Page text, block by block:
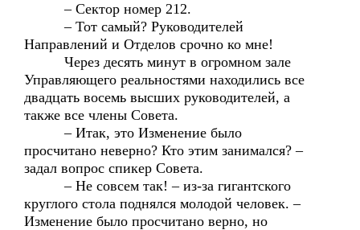
– Сектор номер 212.
– Тот самый? Руководителей
Направлений и Отделов срочно ко мне!
Через десять минут в огромном зале
Управляющего реальностями находились все
двадцать восемь высших руководителей, а
также все члены Совета.
– Итак, это Изменение было
просчитано неверно? Кто этим занимался? –
задал вопрос спикер Совета.
– Не совсем так! – из-за гигантского
круглого стола поднялся молодой человек. –
Изменение было просчитано верно, но